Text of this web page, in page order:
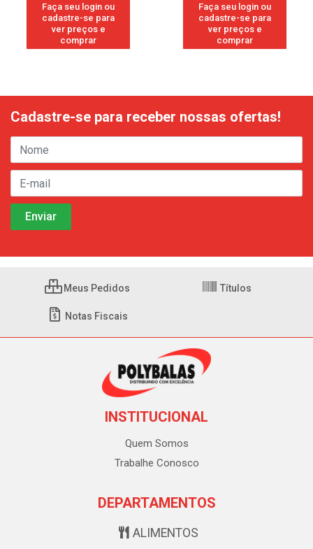
Faça seu login ou
cadastre-se para
ver preços e
comprar
Faça seu login ou
cadastre-se para
ver preços e
comprar
Cadastre-se para receber nossas ofertas!
Meus Pedidos Títulos
Notas Fiscais
INSTITUCIONAL
Quem Somos
Trabalhe Conosco
DEPARTAMENTOS
ALIMENTOS